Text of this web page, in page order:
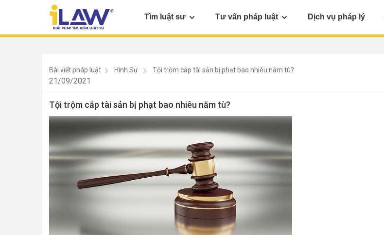
Tìm luật sư Tư vấn pháp luật Dịch vụ pháp lý
Bài viết pháp luật Hình Sự Tội trộm cắp tài sản bị phạt bao nhiêu năm tù?
21/09/2021
Tội trộm cắp tài sản bị phạt bao nhiêu năm tù?